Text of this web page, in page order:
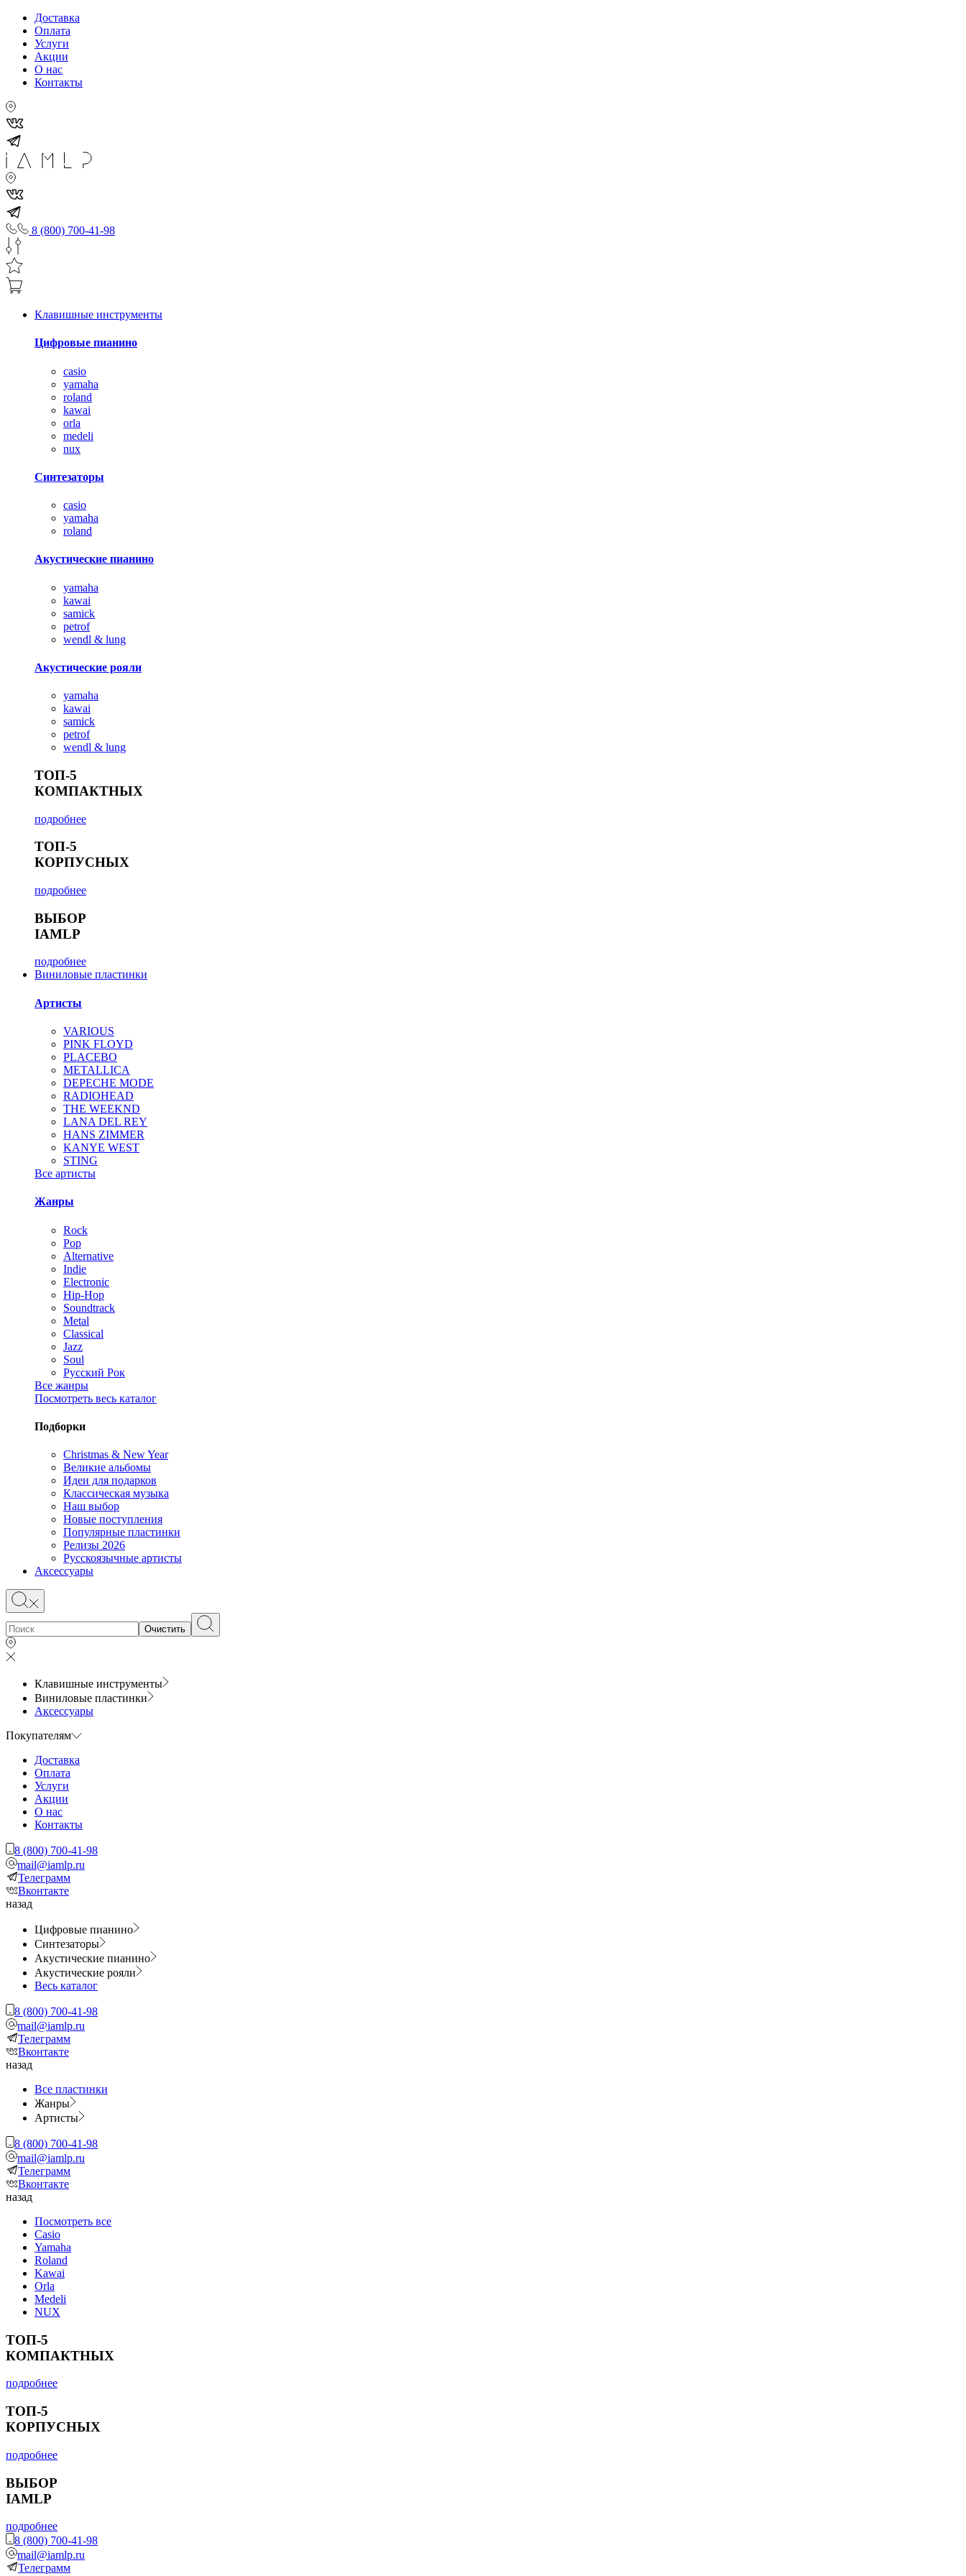
Доставка
Оплата
Услуги
Акции
О нас
Контакты
8 (800) 700-41-98
Клавишные инструменты
Цифровые пианино
casio
yamaha
roland
kawai
orla
medeli
nux
Синтезаторы
casio
yamaha
roland
Акустические пианино
yamaha
kawai
samick
petrof
wendl & lung
Акустические рояли
yamaha
kawai
samick
petrof
wendl & lung
ТОП-5
КОМПАКТНЫХ
подробнее
ТОП-5
КОРПУСНЫХ
подробнее
ВЫБОР
IAMLP
подробнее
Виниловые пластинки
Артисты
VARIOUS
PINK FLOYD
PLACEBO
METALLICA
DEPECHE MODE
RADIOHEAD
THE WEEKND
LANA DEL REY
HANS ZIMMER
KANYE WEST
STING
Все артисты
Жанры
Rock
Pop
Alternative
Indie
Electronic
Hip-Hop
Soundtrack
Metal
Classical
Jazz
Soul
Русский Рок
Все жанры
Посмотреть весь каталог
Подборки
Christmas & New Year
Великие альбомы
Идеи для подарков
Классическая музыка
Наш выбор
Новые поступления
Популярные пластинки
Релизы 2026
Русскоязычные артисты
Аксессуары
Очистить
Клавишные инструменты
Виниловые пластинки
Аксессуары
Покупателям
Доставка
Оплата
Услуги
Акции
О нас
Контакты
8 (800) 700-41-98
mail@iamlp.ru
Телеграмм
Вконтакте
назад
Цифровые пианино
Синтезаторы
Акустические пианино
Акустические рояли
Весь каталог
8 (800) 700-41-98
mail@iamlp.ru
Телеграмм
Вконтакте
назад
Все пластинки
Жанры
Артисты
8 (800) 700-41-98
mail@iamlp.ru
Телеграмм
Вконтакте
назад
Посмотреть все
Casio
Yamaha
Roland
Kawai
Orla
Medeli
NUX
ТОП-5
КОМПАКТНЫХ
подробнее
ТОП-5
КОРПУСНЫХ
подробнее
ВЫБОР
IAMLP
подробнее
8 (800) 700-41-98
mail@iamlp.ru
Телеграмм